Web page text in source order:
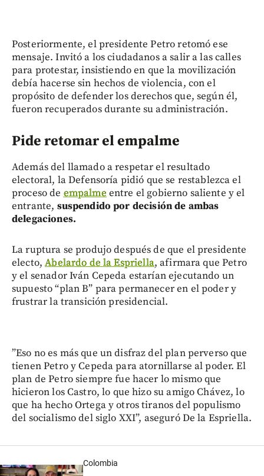
Posteriormente, el presidente Petro retomó ese
mensaje. Invitó a los ciudadanos a salir a las calles
para protestar, insistiendo en que la movilización
debía hacerse sin hechos de violencia, con el
propósito de defender los derechos que, según él,
fueron recuperados durante su administración.
Pide retomar el empalme
Además del llamado a respetar el resultado
electoral, la Defensoría pidió que se restablezca el
proceso de empalme entre el gobierno saliente y el
entrante, suspendido por decisión de ambas
delegaciones.
La ruptura se produjo después de que el presidente
electo,Abelardo de la Espriella, afirmara que Petro
y el senador Iván Cepeda estarían ejecutando un
supuesto “plan B” para permanecer en el poder y
frustrar la transición presidencial.
”Eso no es más que un disfraz del plan perverso que
tienen Petro y Cepeda para atornillarse al poder. El
plan de Petro siempre fue hacer lo mismo que
hicieron los Castro, lo que hizo su amigo Chávez, lo
que ha hecho Ortega y otros tiranos del populismo
del socialismo del siglo XXI”, aseguró De la Espriella.
Colombia